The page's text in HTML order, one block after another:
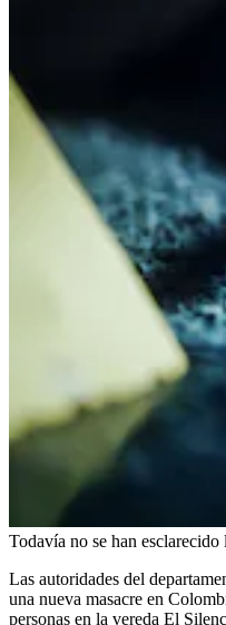
Todavía no se han esclarecido
Las autoridades del
una nueva masacre en
personas en la vereda El